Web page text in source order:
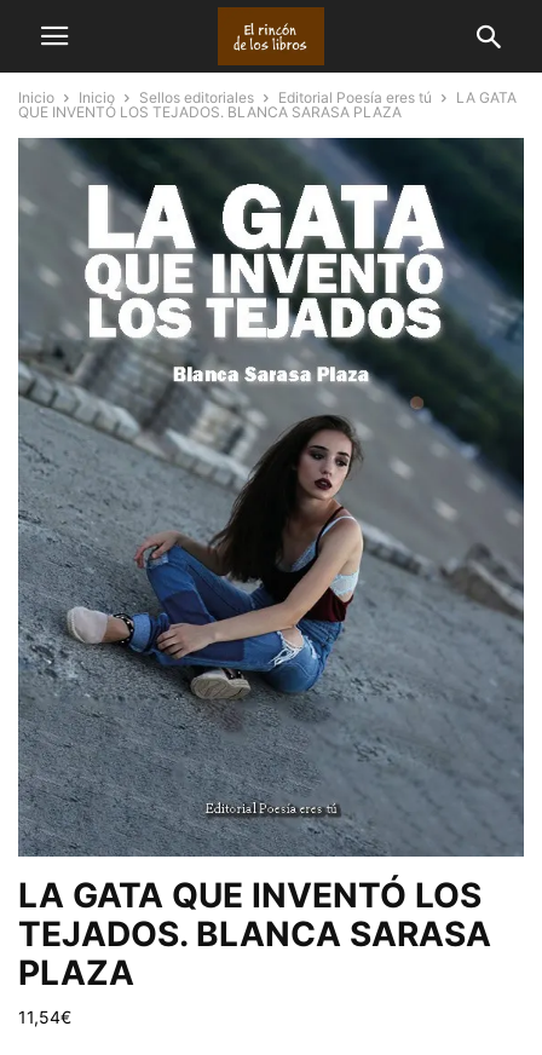
Inicio Inicio Sellos editoriales Editorial Poesía eres tú
LA GATA
QUE INVENTÓ LOS TEJADOS. BLANCA SARASA PLAZA
LA GATA QUE INVENTÓ LOS
TEJADOS. BLANCA SARASA
PLAZA
11,54€